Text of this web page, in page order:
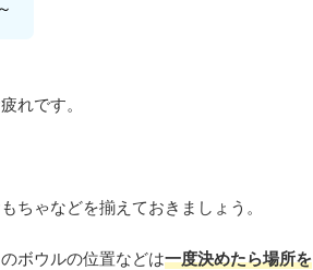
れです。
ちゃなどを揃えておきましょう。
ボウルの位置などは一度決めたら場所を